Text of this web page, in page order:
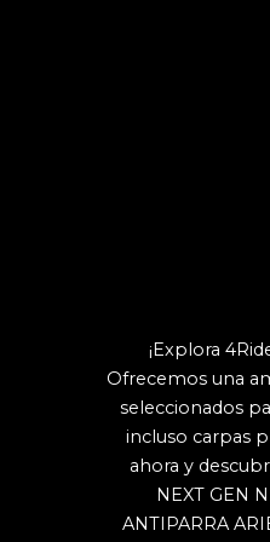
¡Explora
Ofrecemos una
seleccionados
incluso carpas
ahora y
NEXT GEN
ANTIPARRA